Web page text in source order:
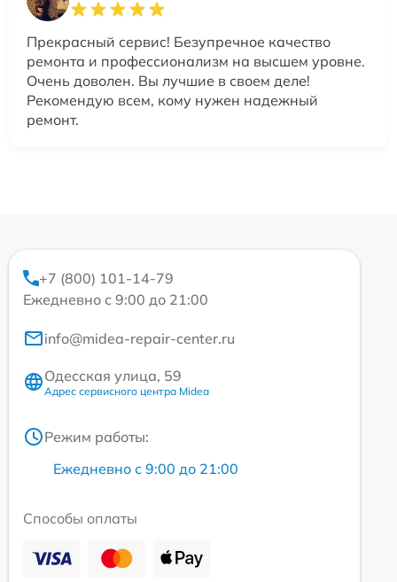
Прекрасный сервис! Безупречное качество
ремонта и профессионализм на высшем уровне.
Очень доволен. Вы лучшие в своем деле!
Рекомендую всем, кому нужен надежный
ремонт.
+7 (800) 101-14-79
Ежедневно с 9:00 до 21:00
info@midea-repair-center.ru
Одесская улица, 59
Адрес сервисного центра Midea
Режим работы:
Ежедневно с 9:00 до 21:00
Способы оплаты